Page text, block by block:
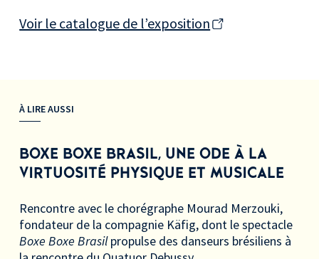
Voir le catalogue de l’exposition
À LIRE AUSSI
BOXE BOXE BRASIL, UNE ODE À LA
VIRTUOSITÉ PHYSIQUE ET MUSICALE
Rencontre avec le chorégraphe Mourad Merzouki,
fondateur de la compagnie Käfig, dont le spectacle
Boxe Boxe Brasilpropulse des danseurs brésiliens à